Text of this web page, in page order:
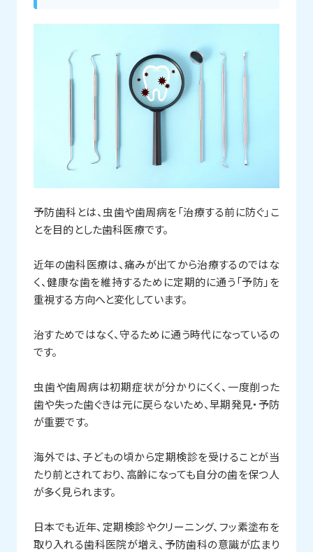
予防歯科とは、虫歯や歯周病を「治療する前に防ぐ」こ
とを目的とした歯科医療です。
近年の歯科医療は、痛みが出てから治療するのではな
く、健康な歯を維持するために定期的に通う「予防」を
重視する方向へと変化しています。
治すためではなく、守るために通う時代になっているの
です。
虫歯や歯周病は初期症状が分かりにくく、一度削った
歯や失った歯ぐきは元に戻らないため、早期発見・予防
が重要です。
海外では、子どもの頃から定期検診を受けることが当
たり前とされており、高齢になっても自分の歯を保つ人
が多く見られます。
日本でも近年、定期検診やクリーニング、フッ素塗布を
取り入れる歯科医院が増え、予防歯科の意識が広まり